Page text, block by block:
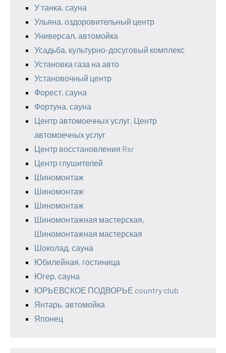
У танка, сауна
Ульяна, оздоровительный центр
Универсал, автомойка
Усадьба, культурно-досуговый комплекс
Установка газа на авто
Установочный центр
Форест, сауна
Фортуна, сауна
Центр автомоечных услуг, Центр
автомоечных услуг
Центр восстановления Rsr
Центр глушителей
Шиномонтаж
Шиномонтаж
Шиномонтаж
Шиномонтажная мастерская,
Шиномонтажная мастерская
Шоколад, сауна
Юбилейная, гостиница
Югер, сауна
ЮРЬЕВСКОЕ ПОДВОРЬЕ country club
Янтарь, автомойка
Японец